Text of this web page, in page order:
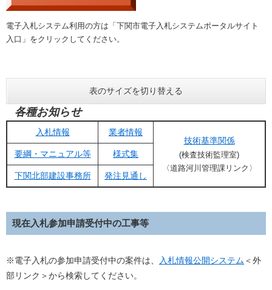
電子入札システム利用の方は「下関市電子入札システムポータルサイト
入口」をクリックしてください。
表のサイズを切り替える
各種お知らせ
入札情報
業者情報
技術基準関係
(検査技術監理室)​
〈道路河川管理課リンク〉
要綱・マニュアル等 様式集
下関北部建設事務所 発注見通し
現在入札参加申請受付中の工事等
※電子入札の参加申請受付中の案件は、 入札情報公開システム ＜外
部リンク＞から検索してください。